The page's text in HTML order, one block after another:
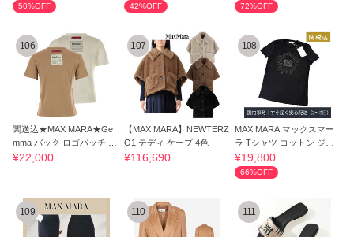
50%OFF 42%OFF 72%OFF
106
関送込★MAX MARA★Ge
mma バック ロゴパッチ T
シャツ
¥22,000
107
【MAX MARA】NEWTERZ
O1 テディ ケープ 4色
¥116,690
108
MAX MARA マックスマー
ラ Tシャツ コットン ジャ
ージー ELMO
¥19,800
66%OFF
109 110 111